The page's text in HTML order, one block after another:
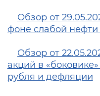
Обзор от
фоне слабой нефти
Обзор от
акций в
рубля и дефляции